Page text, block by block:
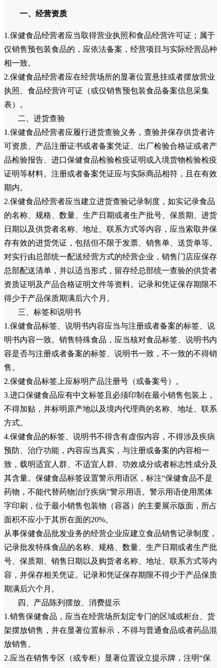
一、经营资质
1.保健食品经营者应当取得营业执照和食品经营许可证；属于
仅销售预包装食品的，应依法备案，经营项目与实际经营品种
相一致。
2.保健食品经营者应在经营场所的显著位置悬挂或者摆放营业
执照、食品经营许可证（或仅销售预包装食品备案信息采集
表）。
二、进货查验
1.保健食品经营者应履行进货查验义务，查验并保存供货者许
可资质、产品注册证书或者备案凭证、出厂检验合格证或者产
品检验报告、进口保健食品检验检疫证明或入境货物检验检疫
证明等材料。注册或者备案凭证应与实际商品相符，且在有效
期内。
2.保健食品经营者应当建立进货查验记录制度，如实记录食品
的名称、规格、数量、生产日期或者生产批号、保质期、进货
日期以及供货者名称、地址、联系方式等内容，应当索取并保
存有效的进货凭证，包括但不限于发票、销售单、送货单等。
对实行由总部统一配送经营方式的经营企业，销售门店应保存
总部配送清单，并以适当形式，留存经总部统一查验的供货者
资质证明及产品合格证明文件等资料。记录和凭证保存期限不
得少于产品保质期满后六个月。
三、标签和说明书
1.保健食品标签、说明书内容应当与注册或者备案的标签、说
明书内容一致。销售特殊食品，应当核对食品标签、说明书内
容是否与注册或者备案的标签、说明书一致，不一致的不得销
售。
2.保健食品标签上应标明产品注册号（或备案号）。
3.进口保健食品应有中文标签且必须印制在最小销售包装上，
不得加贴，并标明原产地以及境内代理商的名称、地址、联系
方式。
4.保健食品的标签、说明书不得含有虚假内容，不得涉及疾病
预防、治疗功能，内容应当真实，与注册或备案的内容相一
致，载明适宜人群、不适宜人群、功效成分或者标志性成分及
其含量。保健食品标签设置警示用语区，标注“保健食品不是
药物，不能代替药物治疗疾病”警示用语。警示用语使用黑体
字印刷，位于最小销售包装物（容器）的主要展示版面，所占
面积不应小于其所在面的20%。
从事保健食品批发业务的经营企业应建立食品销售记录制度，
记录批发特殊食品的名称、规格、数量、生产日期或者生产批
号、保质期、销售日期以及购货者名称、地址、联系方式等内
容，并保存相关凭证。记录和凭证保存期限不得少于产品保质
期满后六个月。
四、产品陈列摆放、消费提示
1.销售保健食品，应当在经营场所划定专门的区域或柜台、货
架摆放销售，并在显著位置标示，不得与普通食品或者药品混
放销售。
2.应当在销售专区（或专柜）显著位置设立提示牌，注明“保